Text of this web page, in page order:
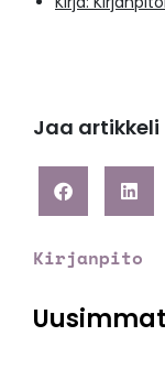
Jaa artikkeli
Kirjanpito